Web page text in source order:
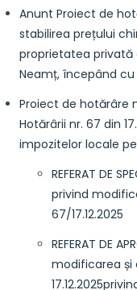
Anunt Proiect de
stabilirea prețului
proprietatea privată
Neamț, începând cu
Proiect de hotărâre
Hotărârii nr. 67 din
impozitelor locale
REFERAT DE
privind
67/17.12.2025
REFERAT DE
modificarea și
17.12.2025